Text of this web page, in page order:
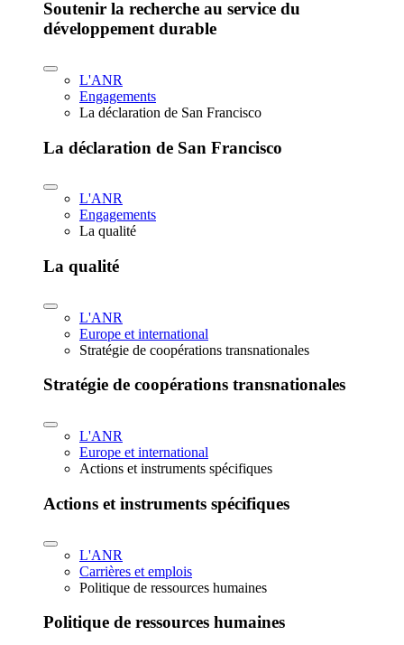
Soutenir la recherche au service du
développement durable
L'ANR
Engagements
La déclaration de San Francisco
La déclaration de San Francisco
L'ANR
Engagements
La qualité
La qualité
L'ANR
Europe et international
Stratégie de coopérations transnationales
Stratégie de coopérations transnationales
L'ANR
Europe et international
Actions et instruments spécifiques
Actions et instruments spécifiques
L'ANR
Carrières et emplois
Politique de ressources humaines
Politique de ressources humaines